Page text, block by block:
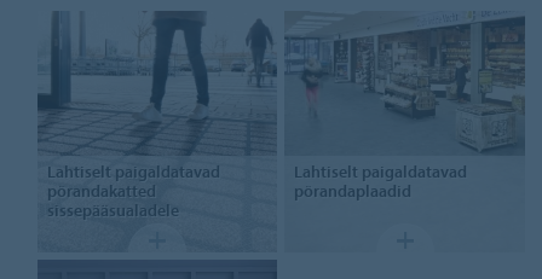
Lahtiselt paigaldatavad
põrandakatted
sissepääsualadele
Lahtiselt paigaldatavad
põrandaplaadid